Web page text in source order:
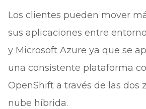
Los clientes pueden mover
sus aplicaciones entre
y Microsoft Azure ya que se
una consistente plataforma
OpenShift a través de las dos
nube híbrida.